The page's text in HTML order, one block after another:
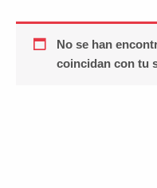
No se han
coincidan con tu